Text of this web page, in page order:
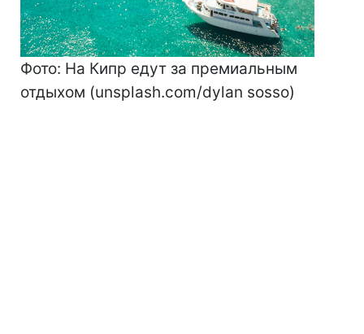
Фото: На Кипр едут за премиальным
отдыхом (unsplash.com/dylan sosso)